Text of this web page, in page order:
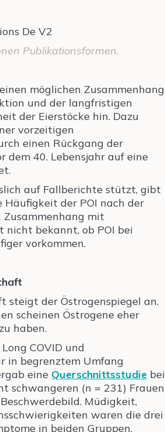
Publikationsformen.
möglichen Zusammenhang
und der langfristigen
der Eierstöcke hin. Dazu
vorzeitigen
einen Rückgang der
dem 40. Lebensjahr auf eine
auf Fallberichte stützt, gibt
Häufigkeit der POI nach der
mit
nicht bekannt, ob POI bei
vorkommen.
steigt der Östrogenspiegel an.
scheinen Östrogene eher
zu haben.
COVID und
in begrenztem Umfang
eine Querschnittsstudie bei
schwangeren (n = 231) Frauen
Müdigkeit,
waren die drei
in beiden Gruppen.